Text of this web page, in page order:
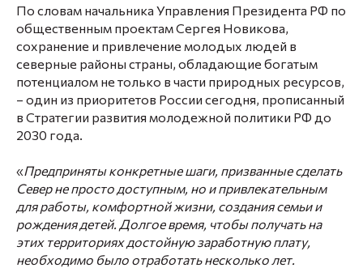
По словам начальника Управления Президента РФ по
общественным проектамСергея Новикова,
сохранение и привлечение молодых людей в
северные районы страны, обладающие богатым
потенциалом не только в части природных ресурсов,
– один из приоритетов России сегодня, прописанный
в Стратегии развития молодежной политики РФ до
2030 года.
«Предприняты конкретные шаги, призванные сделать
Север не просто доступным, но и привлекательным
для работы, комфортной жизни, создания семьи и
рождения детей. Долгое время, чтобы получать на
этих территориях достойную заработную плату,
необходимо было отработать несколько лет.